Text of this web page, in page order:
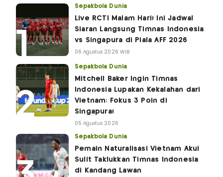
Sepakbola Dunia
Live RCTI Malam Hari! Ini Jadwal
Siaran Langsung Timnas Indonesia
vs Singapura di Piala AFF 2026
06 Agustus 2026 WIB
Sepakbola Dunia
Mitchell Baker Ingin Timnas
Indonesia Lupakan Kekalahan dari
Vietnam: Fokus 3 Poin di
Singapura!
05 Agustus 2026
Sepakbola Dunia
Pemain Naturalisasi Vietnam Akui
Sulit Taklukkan Timnas Indonesia
di Kandang Lawan